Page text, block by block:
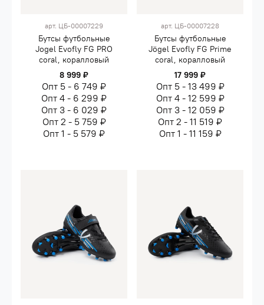
арт. ЦБ-00007229
Бутсы футбольные
Jogel Evofly FG PRO
coral, коралловый
8 999 ₽
Опт 5 - 6 749 ₽
Опт 4 - 6 299 ₽
Опт 3 - 6 029 ₽
Опт 2 - 5 759 ₽
Опт 1 - 5 579 ₽
арт. ЦБ-00007228
Бутсы футбольные
Jögel Evofly FG Prime
coral, коралловый
17 999 ₽
Опт 5 - 13 499 ₽
Опт 4 - 12 599 ₽
Опт 3 - 12 059 ₽
Опт 2 - 11 519 ₽
Опт 1 - 11 159 ₽